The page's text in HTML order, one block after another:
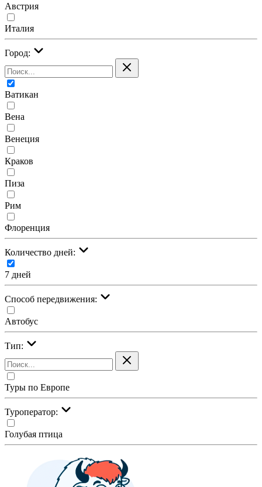
Австрия
Италия
Город:
Ватикан
Вена
Венеция
Краков
Пиза
Рим
Флоренция
Количество дней:
7 дней
Cпособ передвижения:
Автобус
Тип:
Туры по Европе
Туроператор:
Голубая птица